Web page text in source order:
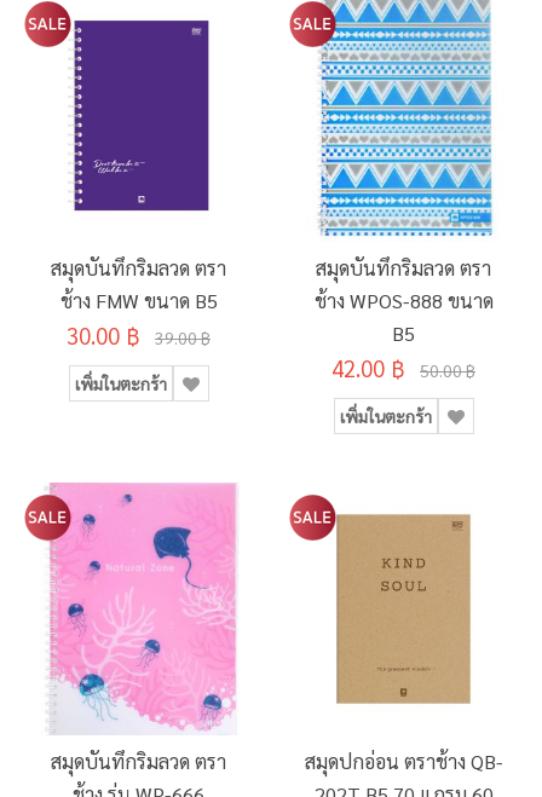
สมุดบันทึกริมลวด ตรา
ช้าง FMW ขนาด B5
30.00 ฿ 39.00 ฿
เพิ่มในตะกร้า
สมุดบันทึกริมลวด ตรา
ช้าง WPOS-888 ขนาด
B5
42.00 ฿ 50.00 ฿
เพิ่มในตะกร้า
สมุดบันทึกริมลวด ตรา
สมุดปกอ่อน ตราช้าง QB-